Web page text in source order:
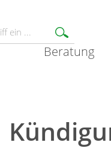
Beratung